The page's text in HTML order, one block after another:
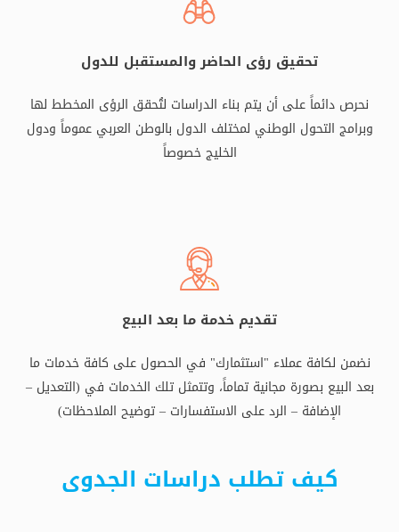
تحقيق رؤى الحاضر والمستقبل للدول
نحرص دائماً على أن يتم بناء الدراسات لتُحقق الرؤى المخطط لها
وبرامج التحول الوطني لمختلف الدول بالوطن العربي عموماً ودول
الخليج خصوصاً
تقديم خدمة ما بعد البيع
نضمن لكافة عملاء "استثمارك" في الحصول على كافة خدمات ما
بعد البيع بصورة مجانية تماماً، وتتمثل تلك الخدمات في (التعديل –
الإضافة – الرد على الاستفسارات – توضيح الملاحظات)
كيف تطلب دراسات الجدوى